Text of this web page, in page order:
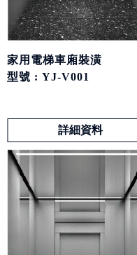
家用電梯車廂裝潢
型號 : YJ-V001
詳細資料